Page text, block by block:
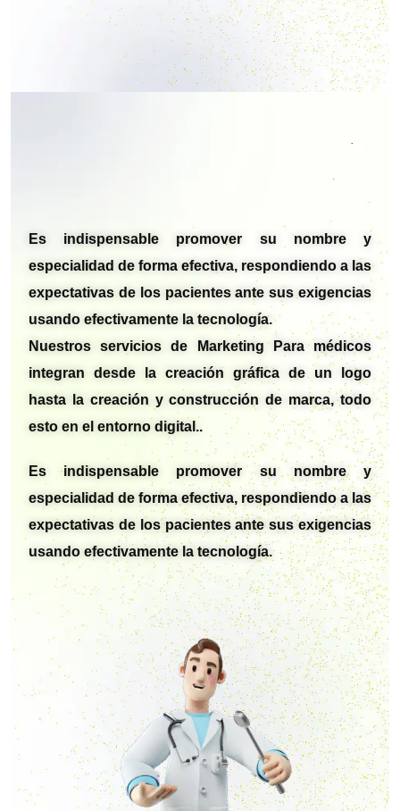
Es indispensable promover su nombre y
especialidad de forma efectiva, respondiendo a las
expectativas de los pacientes ante sus exigencias
usando efectivamente la tecnología.
Nuestros servicios de Marketing Para médicos
integran desde la creación gráfica de un logo
hasta la creación y construcción de marca, todo
esto en el entorno digital..
Es indispensable promover su nombre y
especialidad de forma efectiva, respondiendo a las
expectativas de los pacientes ante sus exigencias
usando efectivamente la tecnología.